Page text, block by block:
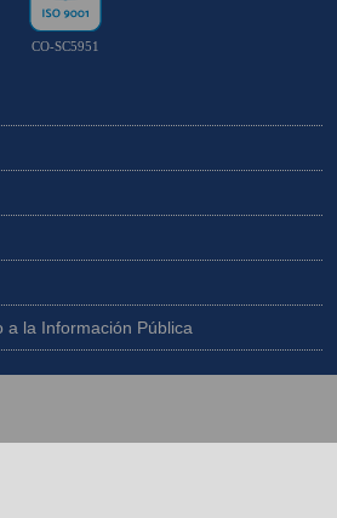
CO-SC5951
a la Información Pública